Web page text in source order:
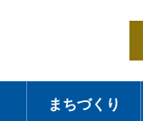
まちづくり